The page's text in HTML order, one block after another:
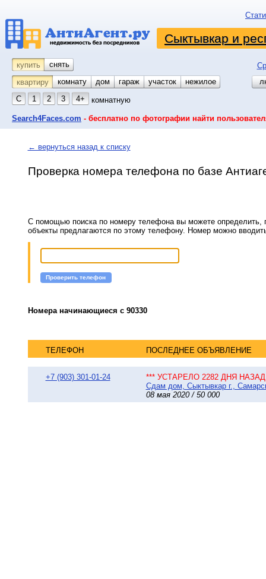
Сыктывкар и
купить снять
квартиру
комнату койко-место
дом гараж участок
нежилое
С
1 2 3 4+ комнатную
Search4Faces.com - бесплатно по фотографии найти
← вернуться назад к списку
Проверка номера телефона по базе
С помощью поиска по номеру телефона вы можете определить,
объекты предлагаются по этому телефону. Номер можно
Проверить телефон
Номера начинающиеся с 90330
ТЕЛЕФОН ПОСЛЕДНЕЕ ОБЪЯВЛЕНИЕ
+7 (903) 301-01-24
*** УСТАРЕЛО 2282 ДНЯ НАЗАД
Сдам дом, Сыктывкар г.,
08 мая 2020 / 50 000